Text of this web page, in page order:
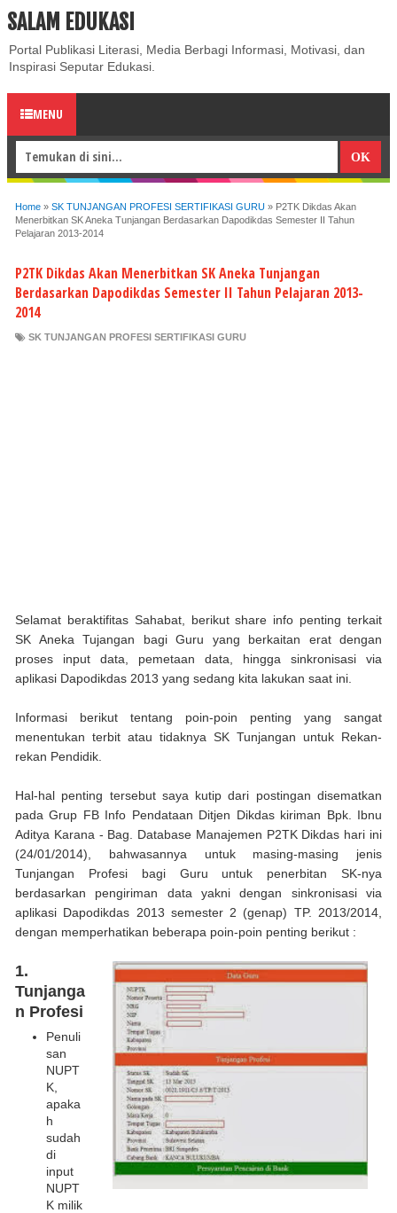
ABOUT CONTACT US
SALAM EDUKASI
Portal Publikasi Literasi, Media Berbagi Informasi, Motivasi, dan
Inspirasi Seputar Edukasi.
MENU
Home » SK TUNJANGAN PROFESI SERTIFIKASI GURU » P2TK Dikdas Akan
Menerbitkan SK Aneka Tunjangan Berdasarkan Dapodikdas Semester II Tahun
Pelajaran 2013-2014
P2TK Dikdas Akan Menerbitkan SK Aneka Tunjangan
Berdasarkan Dapodikdas Semester II Tahun Pelajaran 2013-
2014
SK TUNJANGAN PROFESI SERTIFIKASI GURU
Selamat beraktifitas Sahabat, berikut share info penting terkait
SK Aneka Tujangan bagi Guru yang berkaitan erat dengan
proses input data, pemetaan data, hingga sinkronisasi via
aplikasi Dapodikdas 2013 yang sedang kita lakukan saat ini.
Informasi berikut tentang poin-poin penting yang sangat
menentukan terbit atau tidaknya SK Tunjangan untuk Rekan-
rekan Pendidik.
Hal-hal penting tersebut saya kutip dari postingan disematkan
pada Grup FB Info Pendataan Ditjen Dikdas kiriman Bpk. Ibnu
Aditya Karana - Bag. Database Manajemen P2TK Dikdas hari ini
(24/01/2014), bahwasannya untuk masing-masing jenis
Tunjangan Profesi bagi Guru untuk penerbitan SK-nya
berdasarkan pengiriman data yakni dengan sinkronisasi via
aplikasi Dapodikdas 2013 semester 2 (genap) TP. 2013/2014,
dengan memperhatikan beberapa poin-poin penting berikut :
1.
Tunjanga
n Profesi
Penuli
san
NUPT
K,
apaka
h
sudah
di
input
NUPT
K milik